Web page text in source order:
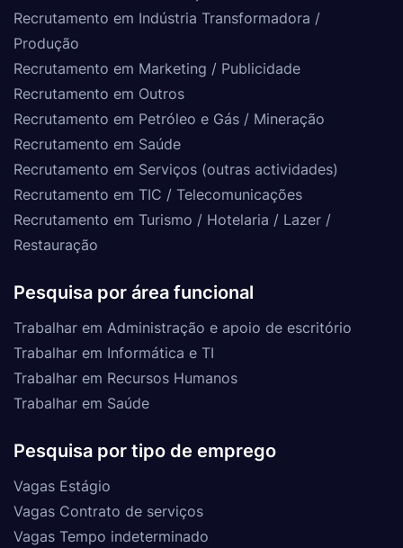
Recrutamento em Indústria Transformadora /
Produção
Recrutamento em Marketing / Publicidade
Recrutamento em Outros
Recrutamento em Petróleo e Gás / Mineração
Recrutamento em Saúde
Recrutamento em Serviços (outras actividades)
Recrutamento em TIC / Telecomunicações
Recrutamento em Turismo / Hotelaria / Lazer /
Restauração
Pesquisa por área funcional
Trabalhar em Administração e apoio de escritório
Trabalhar em Informática e TI
Trabalhar em Recursos Humanos
Trabalhar em Saúde
Pesquisa por tipo de emprego
Vagas Estágio
Vagas Contrato de serviços
Vagas Tempo indeterminado